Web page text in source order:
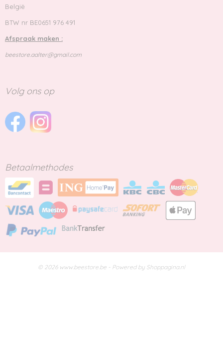
België
BTW nr BE0651 976 491
Afspraak maken :
beestore.aalter@gmail.com
Volg ons op
Betaalmethodes
© 2026 www.beestore.be - Powered by Shoppagina.nl